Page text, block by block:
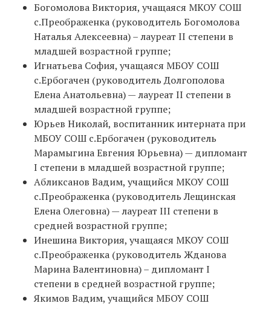
Богомолова Виктория, учащаяся МКОУ СОШ
с.Преображенка (руководитель Богомолова
Наталья Алексеевна) – лауреат II степени в
младшей возрастной группе;
Игнатьева София, учащаяся МБОУ СОШ
с.Ербогачен (руководитель Долгополова
Елена Анатольевна) — лауреат II степени в
младшей возрастной группе;
Юрьев Николай, воспитанник интерната при
МБОУ СОШ с.Ербогачен (руководитель
Марамыгина Евгения Юрьевна) — дипломант
I степени в младшей возрастной группе;
Абликсанов Вадим, учащийся МКОУ СОШ
с.Преображенка (руководитель Лещинская
Елена Олеговна) — лауреат III степени в
средней возрастной группе;
Инешина Виктория, учащаяся МКОУ СОШ
с.Преображенка (руководитель Жданова
Марина Валентиновна) – дипломант I
степени в средней возрастной группе;
Якимов Вадим, учащийся МБОУ СОШ